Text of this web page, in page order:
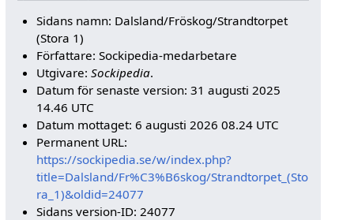
Sidans namn: Dalsland/Fröskog/Strandtorpet
(Stora 1)
Författare: Sockipedia-medarbetare
Utgivare:Sockipedia.
Datum för senaste version: 31 augusti 2025
14.46 UTC
Datum mottaget: 6 augusti 2026 08.24 UTC
Permanent URL:
https://sockipedia.se/w/index.php?
title=Dalsland/Fr%C3%B6skog/Strandtorpet_(Sto
ra_1)&oldid=24077
Sidans version-ID: 24077